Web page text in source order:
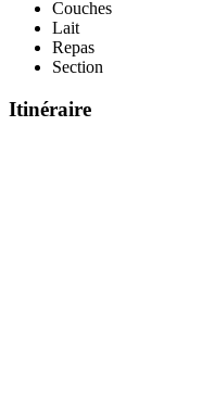
Couches
Lait
Repas
Section
Itinéraire